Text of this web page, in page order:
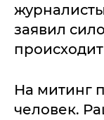
заявил
На митинг
человек.